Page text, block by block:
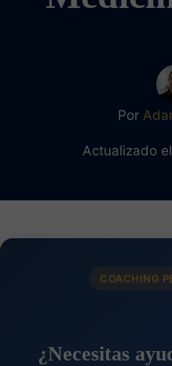
Por
Actualizado
COACHING
¿Necesitas